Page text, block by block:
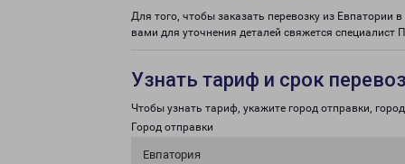
Для того, чтобы заказать перевозку из Евпатории
вами для уточнения деталей свяжется специалист
Узнать тариф и срок
Чтобы узнать тариф, укажите город отправки,
Город отправки
Евпатория